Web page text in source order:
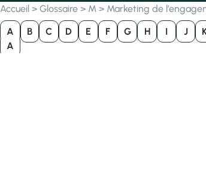
Accueil > Glossaire > M > Marketing de
A B C D E F G H I J
A